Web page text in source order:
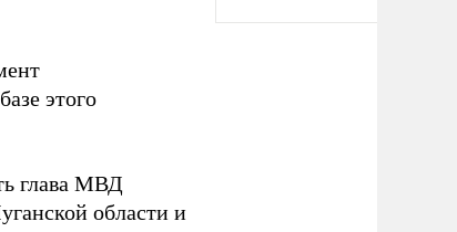
этого
глава МВД
области и